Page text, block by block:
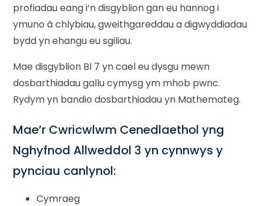
profiadau eang i’n disgyblion gan eu hannog i
ymuno â chlybiau, gweithgareddau a digwyddiadau
bydd yn ehangu eu sgiliau.
Mae disgyblion Bl 7 yn cael eu dysgu mewn
dosbarthiadau gallu cymysg ym mhob pwnc.
Rydym yn bandio dosbarthiadau yn Mathemateg.
Mae’r Cwricwlwm Cenedlaethol yng
Nghyfnod Allweddol 3 yn cynnwys y
pynciau canlynol:
Cymraeg